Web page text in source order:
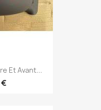
Et Avant...